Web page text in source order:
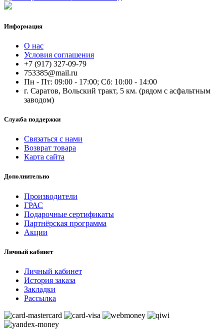
Информация
О нас
Условия соглашения
+7 (917) 327-09-79
753385@mail.ru
Пн - Пт: 09:00 - 17:00; Сб: 10:00 - 14:00
г. Саратов, Вольский тракт, 5 км. (рядом с асфальтным
заводом)
Служба поддержки
Связаться с нами
Возврат товара
Карта сайта
Дополнительно
Производители
ГРАС
Подарочные сертификаты
Партнёрская программа
Акции
Личный кабинет
Личный кабинет
История заказа
Закладки
Рассылка